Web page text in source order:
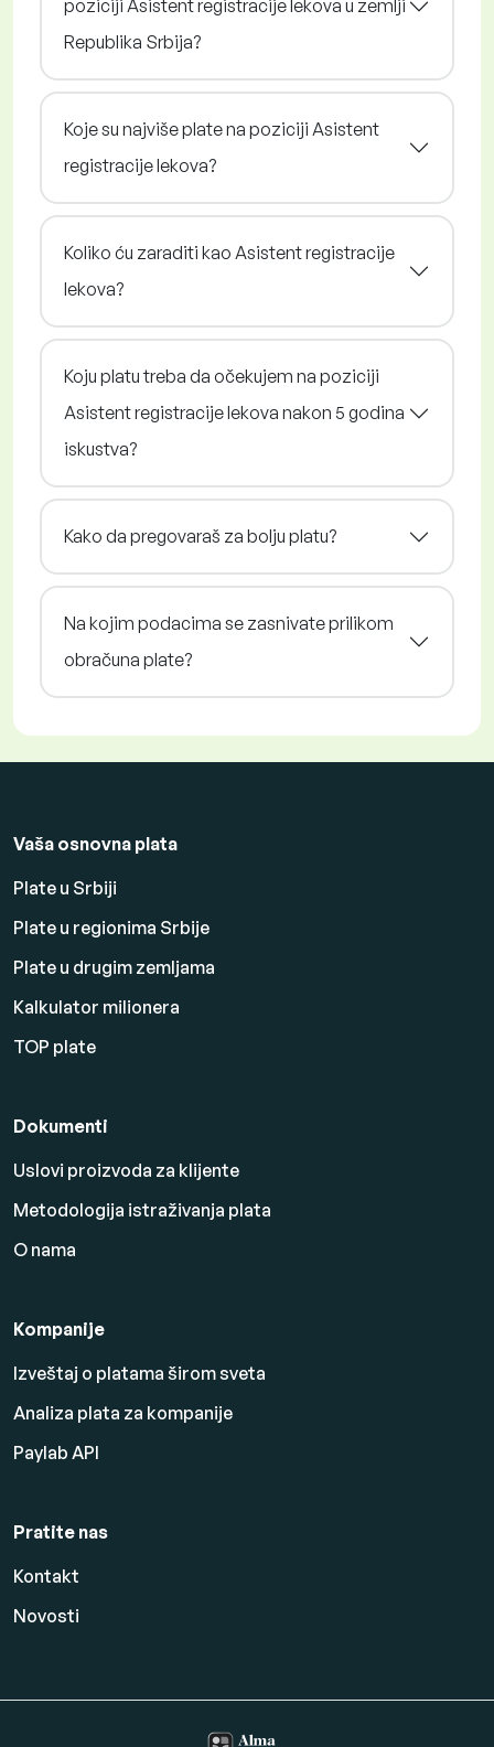
poziciji Asistent registracije lekova u zemlji
Republika Srbija?
Koje su najviše plate na poziciji Asistent
registracije lekova?
Koliko ću zaraditi kao Asistent registracije
lekova?
Koju platu treba da očekujem na poziciji
Asistent registracije lekova nakon 5 godina
iskustva?
Kako da pregovaraš za bolju platu?
Na kojim podacima se zasnivate prilikom
obračuna plate?
Vaša osnovna plata
Plate u Srbiji
Plate u regionima Srbije
Plate u drugim zemljama
Kalkulator milionera
TOP plate
Dokumenti
Uslovi proizvoda za klijente
Metodologija istraživanja plata
O nama
Kompanije
Izveštaj o platama širom sveta
Analiza plata za kompanije
Paylab API
Pratite nas
Kontakt
Novosti